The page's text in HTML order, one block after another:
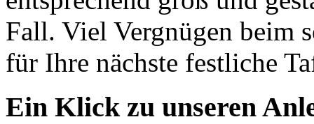
Fall. Viel Vergnügen beim
für Ihre nächste festliche
Ein Klick zu unseren